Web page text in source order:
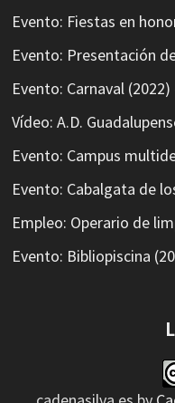
Evento: Fiestas en
Evento: Presentación
Evento: Carnaval
Vídeo: A.D.
Evento: Campus
Evento: Cabalgata de
Empleo: Operario de
Evento: Bibliopiscina